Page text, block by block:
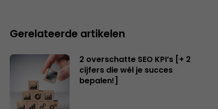
Gerelateerde artikelen
2 overschatte SEO KPI’s [+ 2
cijfers die wél je succes
bepalen!]